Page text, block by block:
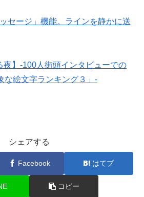
セージ」機能。ラインを静かに送
夜】-100人街頭インタビューでの
な絵文字ランキング３」-
シェアする
Facebook はてブ
コピー